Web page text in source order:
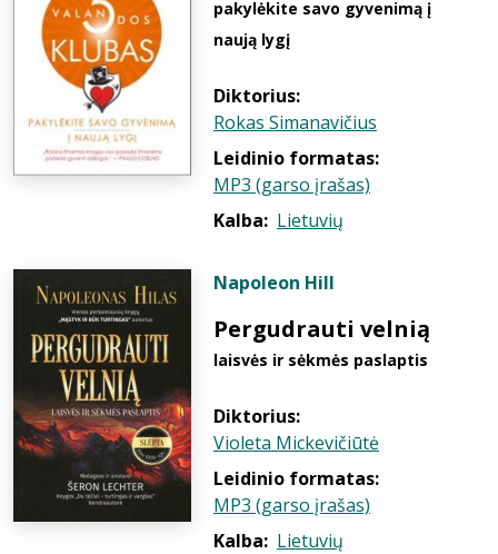
pakylėkite savo gyvenimą į
naują lygį
Diktorius:
Rokas Simanavičius
Leidinio formatas:
MP3 (garso įrašas)
Kalba: Lietuvių
Napoleon Hill
Pergudrauti velnią
laisvės ir sėkmės paslaptis
Diktorius:
Violeta Mickevičiūtė
Leidinio formatas:
MP3 (garso įrašas)
Kalba: Lietuvių